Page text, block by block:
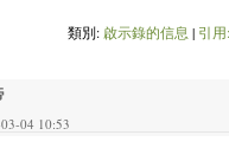
類別: 啟示錄的信息 | 引
04 10:53